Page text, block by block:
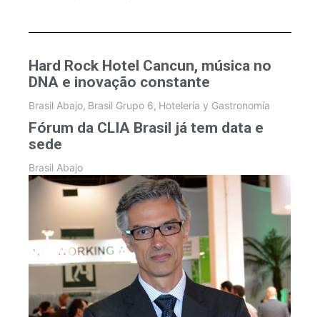
Hard Rock Hotel Cancun, música no
DNA e inovação constante
Brasil Abajo, Brasil Grupo 6, Hotelería y Gastronomía
Fórum da CLIA Brasil já tem data e
sede
Brasil Abajo